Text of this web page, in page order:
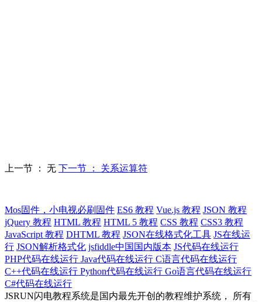
上一节 ： 无 下一节 ： 关系运算符
Mos固件，小电视必刷固件 ES6 教程 Vue.js 教程 JSON 教程
jQuery 教程 HTML 教程 HTML 5 教程 CSS 教程 CSS3 教程
JavaScript 教程 DHTML 教程 JSON在线格式化工具 JS在线运
行 JSON解析格式化 jsfiddle中国国内版本 JS代码在线运行
PHP代码在线运行 Java代码在线运行 C语言代码在线运行
C++代码在线运行 Python代码在线运行 Go语言代码在线运行
C#代码在线运行
JSRUN闪电教程系统是国内最先开创的教程维护系统， 所有